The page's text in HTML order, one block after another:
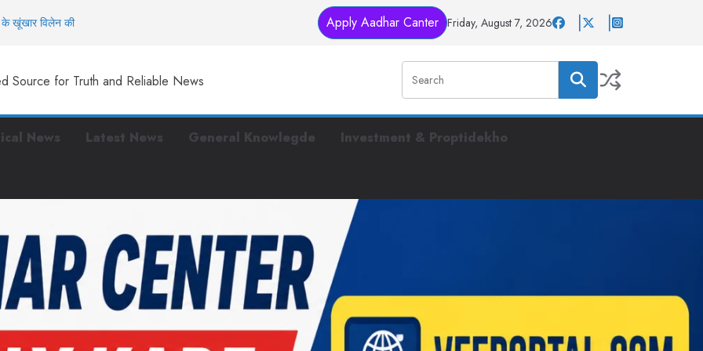
के खूंखार विलेन की
तैयार
पर बीच सड़क पर
Apply Aadhar Canter Friday, August 7, 2026
Source for Truth and Reliable News
News Latest News General Knowlegde Investment & Proptidekho